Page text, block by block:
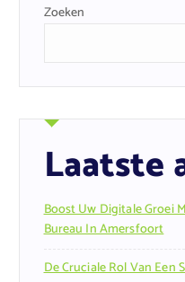
Zoeken
Laatste
Boost Uw Digitale Groei
Bureau In Amersfoort
De Cruciale Rol Van Een